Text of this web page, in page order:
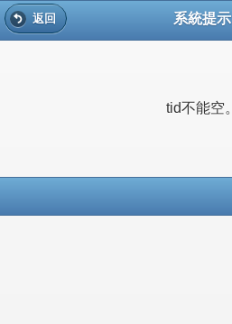
返回 系統提示
tid不能空。